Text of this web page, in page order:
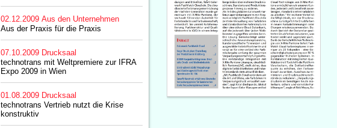
02.12.2009 Aus den Unternehmen
Aus der Praxis für die Praxis
07.10.2009 Drucksaal
technotrans mit Weltpremiere zur IFRA
Expo 2009 in Wien
01.08.2009 Drucksaal
technotrans Vertrieb nutzt die Krise
konstruktiv